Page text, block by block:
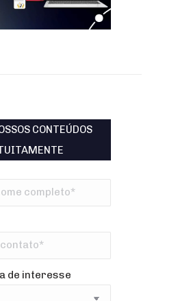
CONTEÚDOS
de interesse